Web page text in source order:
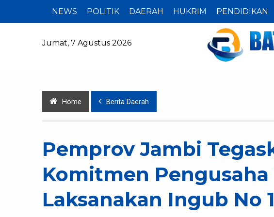
NEWS POLITIK DAERAH HUKRIM PENDIDIKAN
Jumat, 7 Agustus 2026
Home Berita Daerah
Pemprov Jambi
Komitmen Pengusaha
Laksanakan Ingub No